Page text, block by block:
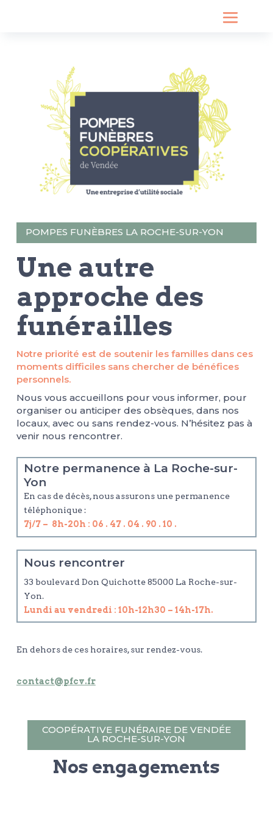
POMPES FUNÈBRES LA ROCHE-SUR-YON
Une autre
approche des
funérailles
Notre priorité est de soutenir les familles dans ces
moments difficiles sans chercher de bénéfices
personnels.
Nous vous accueillons pour vous informer, pour
organiser ou anticiper des obsèques, dans nos
locaux, avec ou sans rendez-vous. N’hésitez pas à
venir nous rencontrer.
Notre permanence à La Roche-sur-
Yon
En cas de décès, nous assurons une permanence
téléphonique :
7j/7 – 8h-20h : 06 . 47 . 04 . 90 . 10 .
Nous rencontrer
33 boulevard Don Quichotte 85000 La Roche-sur-
Yon.
Lundi au vendredi : 10h-12h30 – 14h-17h.
En dehors de ces horaires, sur rendez-vous.
contact@pfcv.fr
COOPÉRATIVE FUNÉRAIRE DE VENDÉE
LA ROCHE-SUR-YON
Nos engagements